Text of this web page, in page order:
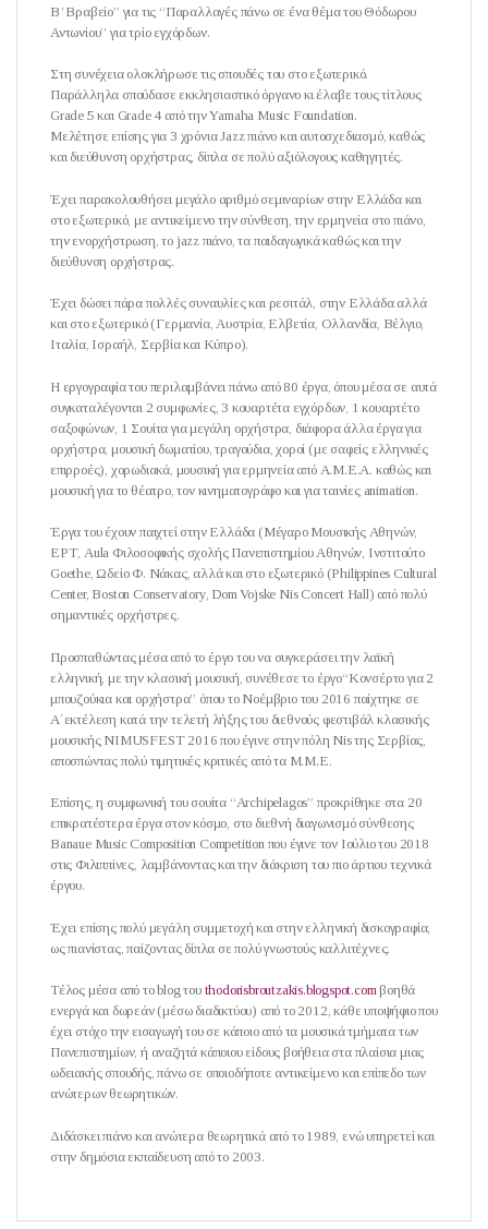
Β’ Βραβείο” για τις “Παραλλαγές πάνω σε ένα θέμα του Θόδωρου
Αντωνίου” για τρίο εγχόρδων.
Στη συνέχεια ολοκλήρωσε τις σπουδές του στο εξωτερικό.
Παράλληλα σπούδασε εκκλησιαστικό όργανο κι έλαβε τους τίτλους
Grade 5 και Grade 4 από την Yamaha Music Foundation.
Μελέτησε επίσης για 3 χρόνια Jazz πιάνο και αυτοσχεδιασμό, καθώς
και διεύθυνση ορχήστρας, δίπλα σε πολύ αξιόλογους καθηγητές.
Έχει παρακολουθήσει μεγάλο αριθμό σεμιναρίων στην Ελλάδα και
στο εξωτερικό, με αντικείμενο την σύνθεση, την ερμηνεία στο πιάνο,
την ενορχήστρωση, το jazz πιάνο, τα παιδαγωγικά καθώς και την
διεύθυνση ορχήστρας.
Έχει δώσει πάρα πολλές συναυλίες και ρεσιτάλ, στην Ελλάδα αλλά
και στο εξωτερικό (Γερμανία, Αυστρία, Ελβετία, Ολλανδία, Βέλγιο,
Ιταλία, Ισραήλ, Σερβία και Κύπρο).
Η εργογραφία του περιλαμβάνει πάνω από 80 έργα, όπου μέσα σε αυτά
συγκαταλέγονται 2 συμφωνίες, 3 κουαρτέτα εγχόρδων, 1 κουαρτέτο
σαξοφώνων, 1 Σουίτα για μεγάλη ορχήστρα, διάφορα άλλα έργα για
ορχήστρα, μουσική δωματίου, τραγούδια, χοροί (με σαφείς ελληνικές
επιρροές), χορωδιακά, μουσική για ερμηνεία από Α.Μ.Ε.Α. καθώς και
μουσική για το θέατρο, τον κινηματογράφο και για ταινίες animation.
Έργα του έχουν παιχτεί στην Ελλάδα (Μέγαρο Μουσικής Αθηνών,
ΕΡΤ, Aula Φιλοσοφικής σχολής Πανεπιστημίου Αθηνών, Ινστιτούτο
Goethe, Ωδείο Φ. Νάκας, αλλά και στο εξωτερικό (Philippines Cultural
Center, Boston Conservatory, Dom Vojske Nis Concert Hall) από πολύ
σημαντικές ορχήστρες.
Προσπαθώντας μέσα από το έργο του να συγκεράσει την λαϊκή
ελληνική, με την κλασική μουσική, συνέθεσε το έργο“Κονσέρτο για 2
μπουζούκια και ορχήστρα” όπου το Νοέμβριο του 2016 παίχτηκε σε
Α΄εκτέλεση κατά την τελετή λήξης του διεθνούς φεστιβάλ κλασικής
μουσικής NIMUSFEST 2016 που έγινε στην πόλη Nis της Σερβίας,
αποσπώντας πολύ τιμητικές κριτικές από τα Μ.Μ.Ε.
Επίσης, η συμφωνική του σουίτα “Archipelagos” προκρίθηκε στα 20
επικρατέστερα έργα στον κόσμο, στο διεθνή διαγωνισμό σύνθεσης
Banaue Music Composition Competition που έγινε τον Ιούλιο του 2018
στις Φιλιππίνες, λαμβάνοντας και την διάκριση του πιο άρτιου τεχνικά
έργου.
Έχει επίσης πολύ μεγάλη συμμετοχή και στην ελληνική δισκογραφία,
ως πιανίστας, παίζοντας δίπλα σε πολύ γνωστούς καλλιτέχνες.
Τέλος μέσα από το blog του thodorisbroutzakis.blogspot.comβοηθά
ενεργά και δωρεάν (μέσω διαδικτύου) από το 2012, κάθε υποψήφιο που
έχει στόχο την εισαγωγή του σε κάποιο από τα μουσικά τμήματα των
Πανεπιστημίων, ή αναζητά κάποιου είδους βοήθεια στα πλαίσια μιας
ωδειακής σπουδής, πάνω σε οποιοδήποτε αντικείμενο και επίπεδο των
ανώτερων θεωρητικών.
Διδάσκει πιάνο και ανώτερα θεωρητικά από το 1989, ενώ υπηρετεί και
στην δημόσια εκπαίδευση από το 2003.